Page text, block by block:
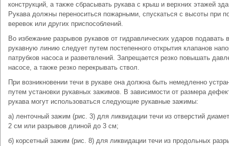
конструкций, а также сбрасывать рукава с крыш и верхних этажей
Рукава должны переноситься пожарными, спускаться с высоты при
веревок или других приспособлений.
Во избежание разрывов рукавов от гидравлических ударов подавать
рукавную линию следует путем постепенного открытия клапанов
патрубков насоса и разветвлений. Запрещается резко повышать
насосе, а также резко перекрывать ствол.
При возникновении течи в рукаве она должна быть немедленно
путем установки рукавных зажимов. В зависимости от размера
рукава могут использоваться следующие рукавные зажимы:
а) ленточный зажим (рис. 3) для ликвидации течи из отверстий
2 см или разрывов длиной до 3 см;
б) корсетный зажим (рис. 8) для ликвидации течи из продольных